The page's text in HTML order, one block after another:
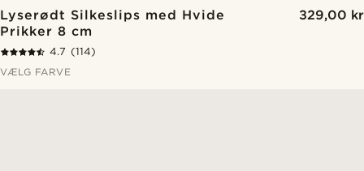
Lyserødt Silkeslips med Hvide
Prikker 8 cm
329,00 kr
4.7 (114)
VÆLG FARVE